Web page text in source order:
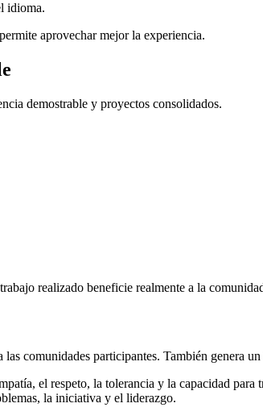
idioma.
aprovechar mejor la experiencia.
demostrable y proyectos consolidados.
realizado beneficie realmente a la
comunidades participantes. También genera
el respeto, la tolerancia y la capacidad
la iniciativa y el liderazgo.